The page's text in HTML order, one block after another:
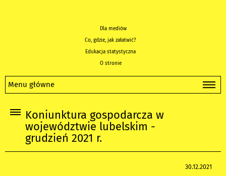
Dla mediów
Co, gdzie, jak załatwić?
Edukacja statystyczna
O stronie
Menu główne
Koniunktura gospodarcza w
województwie lubelskim -
grudzień 2021 r.
30.12.2021